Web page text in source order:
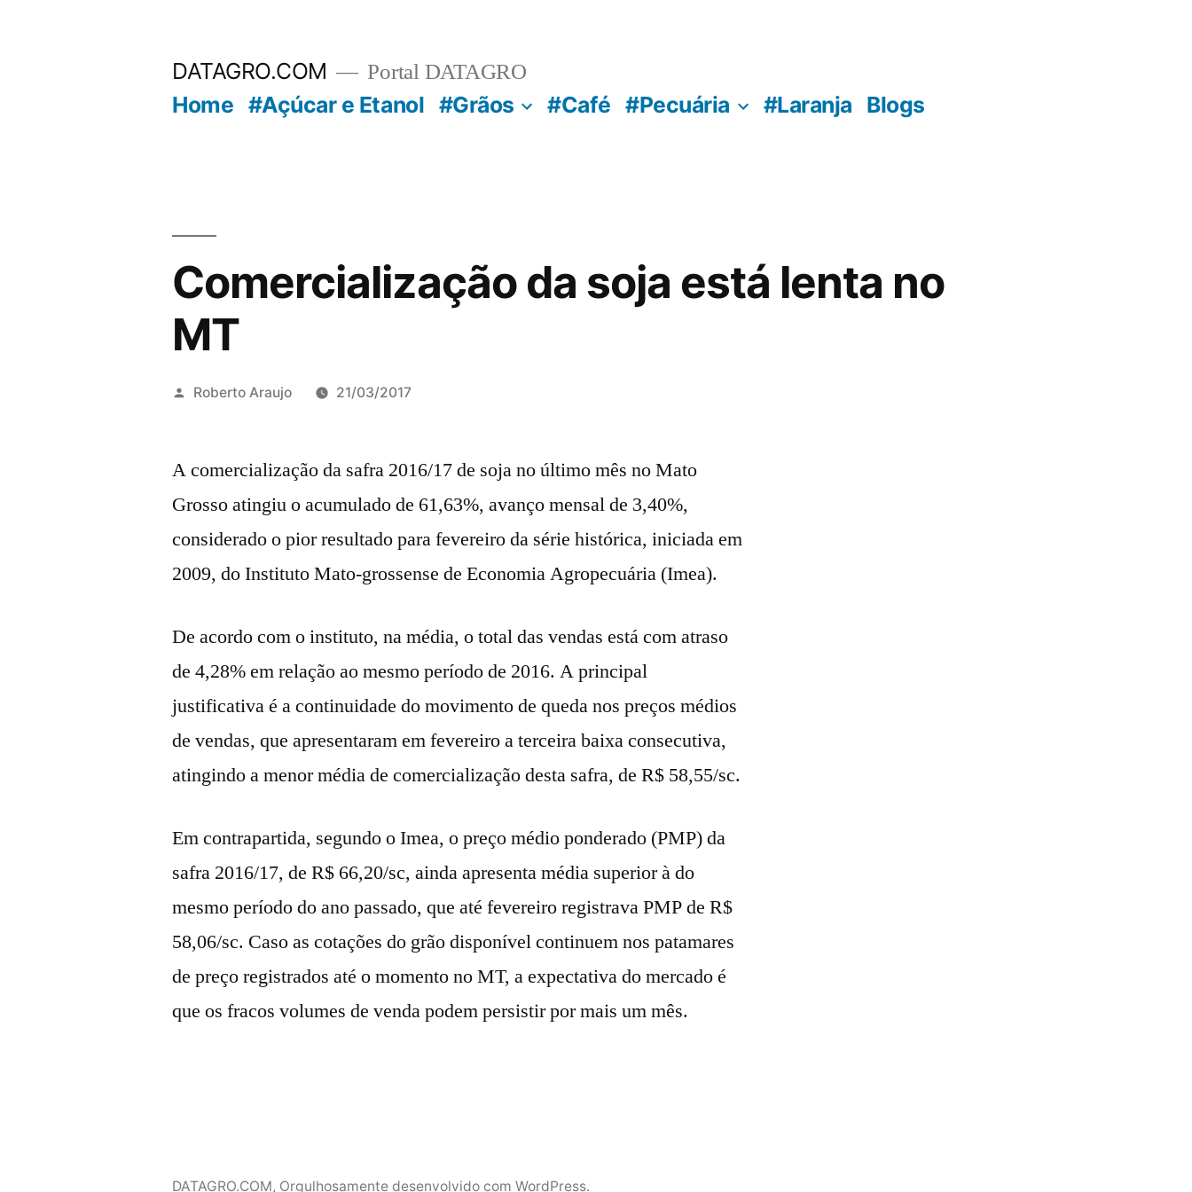
DATAGRO.COM Portal DATAGRO
Home #Açúcar e Etanol #Grãos #Café #Pecuária #Laranja Blogs
Comercialização da soja está lenta no
MT
Publicado
Roberto Araujo 21/03/2017
A comercialização da safra 2016/17 de soja no último mês no Mato
Grosso atingiu o acumulado de 61,63%, avanço mensal de 3,40%,
considerado o pior resultado para fevereiro da série histórica, iniciada em
2009, do Instituto Mato-grossense de Economia Agropecuária (Imea).
De acordo com o instituto, na média, o total das vendas está com atraso
de 4,28% em relação ao mesmo período de 2016. A principal
justificativa é a continuidade do movimento de queda nos preços médios
de vendas, que apresentaram em fevereiro a terceira baixa consecutiva,
atingindo a menor média de comercialização desta safra, de R$ 58,55/sc.
Em contrapartida, segundo o Imea, o preço médio ponderado (PMP) da
safra 2016/17, de R$ 66,20/sc, ainda apresenta média superior à do
mesmo período do ano passado, que até fevereiro registrava PMP de R$
58,06/sc. Caso as cotações do grão disponível continuem nos patamares
de preço registrados até o momento no MT, a expectativa do mercado é
que os fracos volumes de venda podem persistir por mais um mês.
DATAGRO.COM, Orgulhosamente desenvolvido com WordPress.